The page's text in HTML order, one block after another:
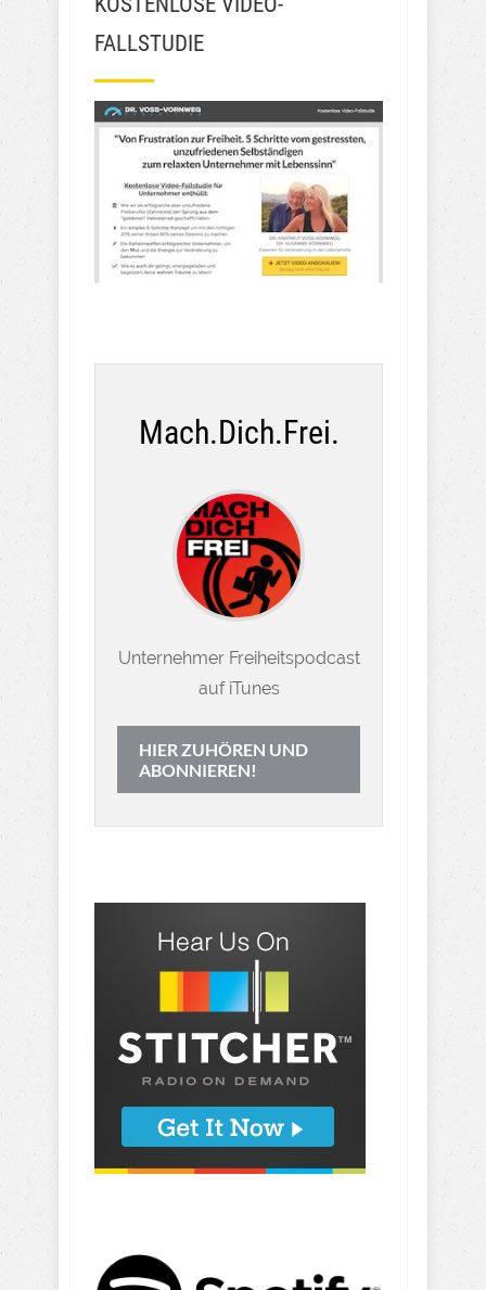
FALLSTUDIE
Mach.Dich.Frei.
Unternehmer Freiheitspodcast
auf iTunes
HIER ZUHÖREN UND
ABONNIEREN!